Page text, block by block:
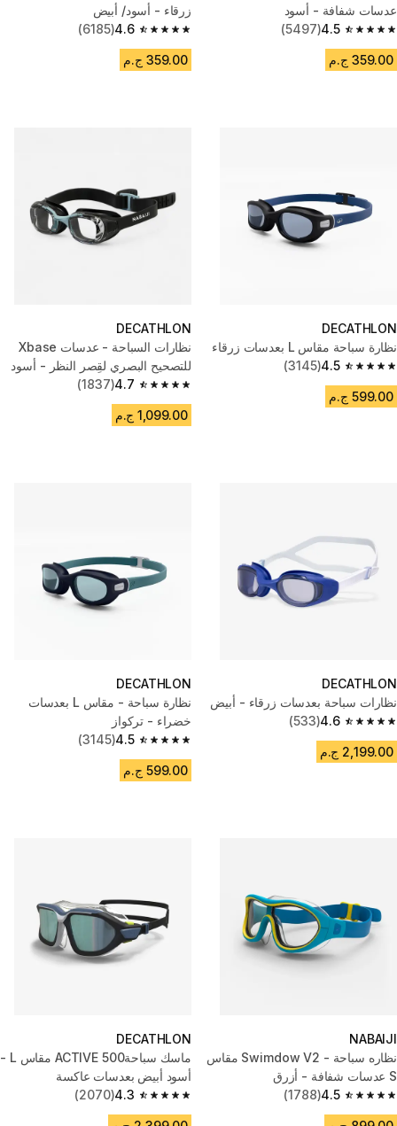
عدسات شفافة - أسود
4.5
4.5 out of 5 stars from 5497 reviews
(5497)
359.00 ج.م
زرقاء - أسود/ أبيض
4.6
4.6 out of 5 stars from 6185 reviews
(6185)
359.00 ج.م
DECATHLON
نظارة سباحة مقاس L بعدسات زرقاء
4.5
4.5 out of 5 stars from 3145 reviews
(3145)
599.00 ج.م
DECATHLON
نظارات السباحة - عدسات Xbase
للتصحيح البصري لقِصر النظر - أسود
4.7
4.7 out of 5 stars from 1837 reviews
(1837)
1,099.00 ج.م
DECATHLON
نظارات سباحة بعدسات زرقاء - أبيض
4.6
4.6 out of 5 stars from 533 reviews
(533)
2,199.00 ج.م
DECATHLON
نظارة سباحة - مقاس L بعدسات
خضراء - تركواز
4.5
4.5 out of 5 stars from 3145 reviews
(3145)
599.00 ج.م
NABAIJI
نظاره سباحة - Swimdow V2 مقاس
S عدسات شفافة - أزرق
4.5
4.5 out of 5 stars from 1788 reviews
(1788)
DECATHLON
ماسك سباحة500 ACTIVE مقاس L -
أسود أبيض بعدسات عاكسة
4.3
4.3 out of 5 stars from 2070 reviews
(2070)